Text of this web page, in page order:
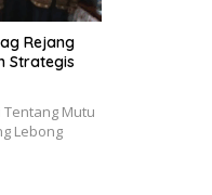
Rejang
Strategis
Mutu
Lebong